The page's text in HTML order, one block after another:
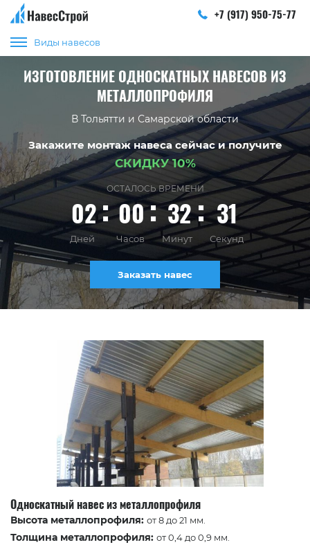
+7 (917) 950-75-77
Виды навесов
ИЗГОТОВЛЕНИЕ ОДНОСКАТНЫХ НАВЕСОВ ИЗ
МЕТАЛЛОПРОФИЛЯ
В Тольятти и Самарской области
Закажите монтаж навеса сейчас и получите
СКИДКУ 10%
ОСТАЛОСЬ ВРЕМЕНИ
02 00 32 30
Дней Часов Минут Секунд
Заказать навес
Односкатный навес из металлопрофиля
Высота металлопрофиля: от 8 до 21 мм.
Толщина металлопрофиля: от 0,4 до 0,9 мм.